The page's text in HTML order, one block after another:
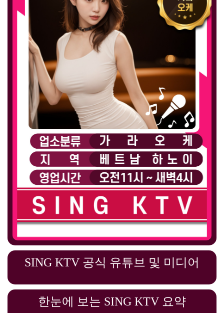
SING KTV 공식 유튜브 및 미디어
한눈에 보는 SING KTV 요약
주기적인 매니저 교육을 통해 고객 만족도 150% UP!